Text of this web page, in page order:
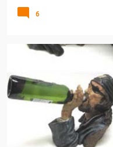
6
DICA_LEITOR